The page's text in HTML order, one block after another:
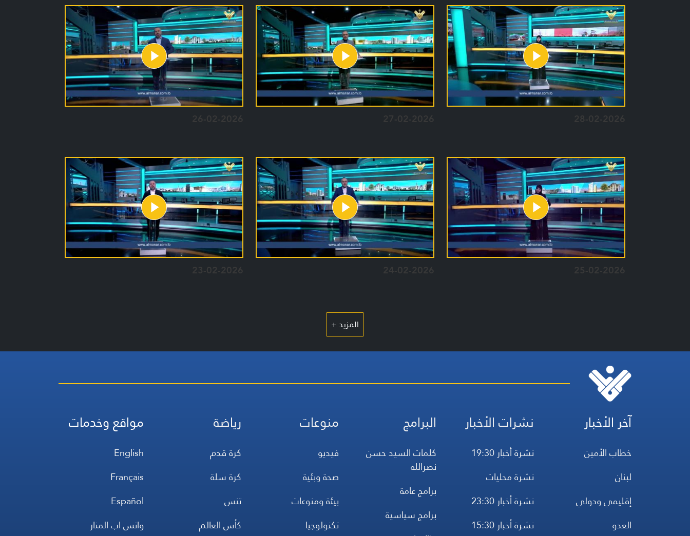
28-02-2026
27-02-2026
26-02-2026
25-02-2026
24-02-2026
23-02-2026
المزيد +
آخر الأخبار
خطاب الأمين
لبنان
إقليمي ودولي
العدو
نشرات الأخبار
نشرة أخبار 19:30
نشرة محليات
نشرة أخبار 23:30
نشرة أخبار 15:30
البرامج
كلمات السيد حسن
نصرالله
برامج عامة
برامج سياسية
منوعات
فيديو
صحة وبئية
بيئة ومنوعات
تكنولوجيا
رياضة
كرة قدم
كرة سلة
تنس
كأس العالم
مواقع وخدمات
English
Français
Español
واتس اب المنار